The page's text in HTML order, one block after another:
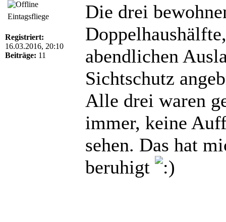
Eintagsfliege
Registriert:
16.03.2016, 20:10
Beiträge: 11
Die drei
abendlichen
Sichtschutz
Alle drei waren
immer, keine
sehen. Das hat
beruhigt